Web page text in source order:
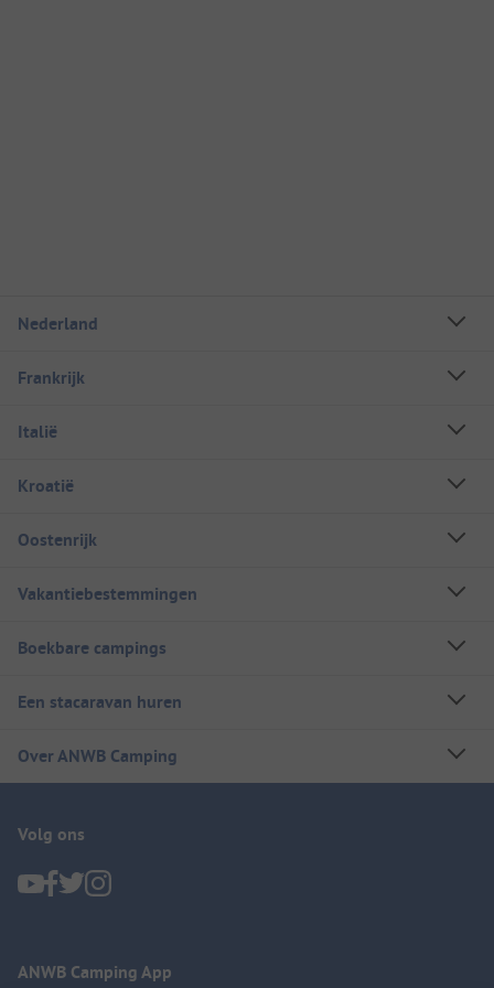
Nederland
Frankrijk
Italië
Kroatië
Oostenrijk
Vakantiebestemmingen
Boekbare campings
Een stacaravan huren
Over ANWB Camping
Volg ons
ANWB Camping App